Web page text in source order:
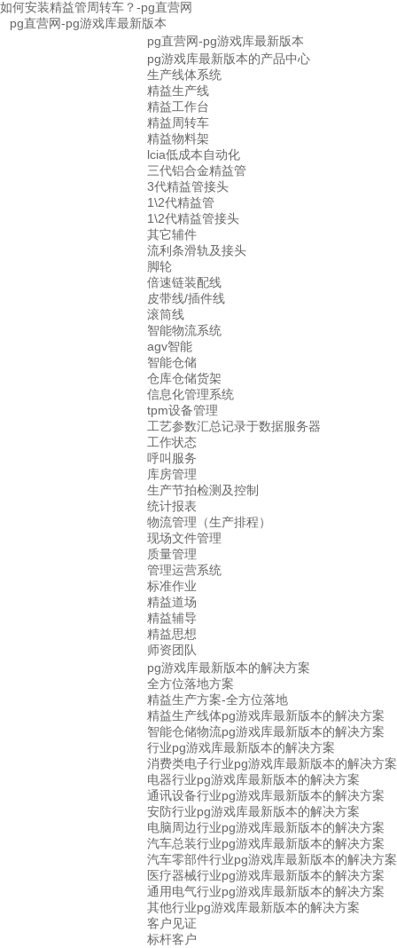
如何安装精益管周转车？-pg直营网
pg直营网-pg游戏库最新版本
pg直营网-pg游戏库最新版本
pg游戏库最新版本的产品中心
生产线体系统
精益生产线
精益工作台
精益周转车
精益物料架
lcia低成本自动化
三代铝合金精益管
3代精益管接头
1\2代精益管
1\2代精益管接头
其它辅件
流利条滑轨及接头
脚轮
倍速链装配线
皮带线/插件线
滚筒线
智能物流系统
agv智能
智能仓储
仓库仓储货架
信息化管理系统
tpm设备管理
工艺参数汇总记录于数据服务器
工作状态
呼叫服务
库房管理
生产节拍检测及控制
统计报表
物流管理（生产排程）
现场文件管理
质量管理
管理运营系统
标准作业
精益道场
精益辅导
精益思想
师资团队
pg游戏库最新版本的解决方案
全方位落地方案
精益生产方案-全方位落地
精益生产线体pg游戏库最新版本的解决方案
智能仓储物流pg游戏库最新版本的解决方案
行业pg游戏库最新版本的解决方案
消费类电子行业pg游戏库最新版本的解决方案
电器行业pg游戏库最新版本的解决方案
通讯设备行业pg游戏库最新版本的解决方案
安防行业pg游戏库最新版本的解决方案
电脑周边行业pg游戏库最新版本的解决方案
汽车总装行业pg游戏库最新版本的解决方案
汽车零部件行业pg游戏库最新版本的解决方案
医疗器械行业pg游戏库最新版本的解决方案
通用电气行业pg游戏库最新版本的解决方案
其他行业pg游戏库最新版本的解决方案
客户见证
标杆客户